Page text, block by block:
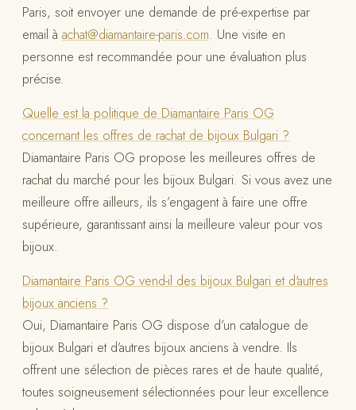
Paris, soit envoyer une demande de pré-expertise par
email à achat@diamantaire-paris.com. Une visite en
personne est recommandée pour une évaluation plus
précise.
Quelle est la politique de Diamantaire Paris OG
concernant les offres de rachat de bijoux Bulgari ?
Diamantaire Paris OG propose les meilleures offres de
rachat du marché pour les bijoux Bulgari. Si vous avez une
meilleure offre ailleurs, ils s’engagent à faire une offre
supérieure, garantissant ainsi la meilleure valeur pour vos
bijoux.
Diamantaire Paris OG vend-il des bijoux Bulgari et d'autres
bijoux anciens ?
Oui, Diamantaire Paris OG dispose d’un catalogue de
bijoux Bulgari et d’autres bijoux anciens à vendre. Ils
offrent une sélection de pièces rares et de haute qualité,
toutes soigneusement sélectionnées pour leur excellence